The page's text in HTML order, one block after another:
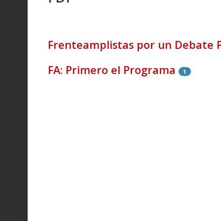
Frenteamplistas por un Debate
FA: Primero el Programa 1